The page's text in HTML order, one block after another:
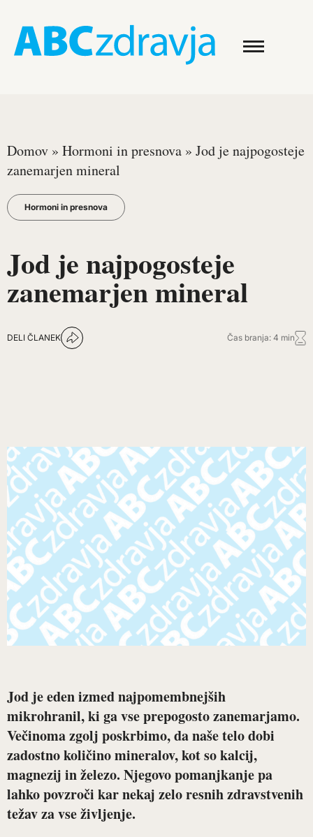
Domov » Hormoni in presnova » Jod je najpogosteje
zanemarjen mineral
Hormoni in presnova
Jod je najpogosteje
zanemarjen mineral
DELI ČLANEK Čas branja: 4 min
Jod je eden izmed najpomembnejših
mikrohranil, ki ga vse prepogosto zanemarjamo.
Večinoma zgolj poskrbimo, da naše telo dobi
zadostno količino mineralov, kot so kalcij,
magnezij in železo. Njegovo pomanjkanje pa
lahko povzroči kar nekaj zelo resnih zdravstvenih
težav za vse življenje.